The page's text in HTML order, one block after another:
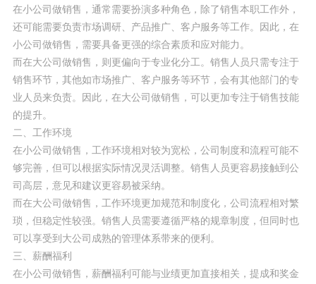
在小公司做销售，通常需要扮演多种角色，除了销售本职工作外，
还可能需要负责市场调研、产品推广、客户服务等工作。因此，在
小公司做销售，需要具备更强的综合素质和应对能力。
而在大公司做销售，则更偏向于专业化分工。销售人员只需专注于
销售环节，其他如市场推广、客户服务等环节，会有其他部门的专
业人员来负责。因此，在大公司做销售，可以更加专注于销售技能
的提升。
二、工作环境
在小公司做销售，工作环境相对较为宽松，公司制度和流程可能不
够完善，但可以根据实际情况灵活调整。销售人员更容易接触到公
司高层，意见和建议更容易被采纳。
而在大公司做销售，工作环境更加规范和制度化，公司流程相对繁
琐，但稳定性较强。销售人员需要遵循严格的规章制度，但同时也
可以享受到大公司成熟的管理体系带来的便利。
三、薪酬福利
在小公司做销售，薪酬福利可能与业绩更加直接相关，提成和奖金